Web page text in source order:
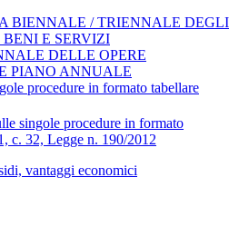
BIENNALE / TRIENNALE DEGLI
E SERVIZI
DELLE OPERE
PIANO ANNUALE
procedure in formato tabellare
singole procedure in formato
c. 32, Legge n. 190/2012
vantaggi economici